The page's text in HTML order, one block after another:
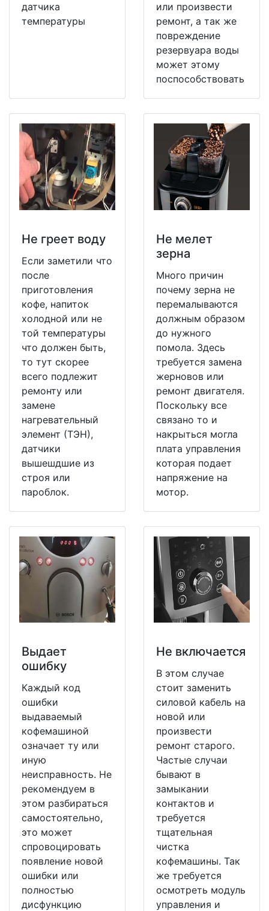
датчика
температуры
или произвести
ремонт, а так же
повреждение
резервуара воды
может этому
поспособствовать
Не греет воду
Если заметили что
после
приготовления
кофе, напиток
холодной или не
той температуры
что должен быть,
то тут скорее
всего подлежит
ремонту или
замене
нагревательный
элемент (ТЭН),
датчики
вышешдшие из
строя или
пароблок.
Не мeлет
зерна
Много причин
почему зерна не
перемалываются
должным образом
до нужного
помола. Здесь
требуется замена
жерновов или
ремонт двигателя.
Поскольку все
связано то и
накрыться могла
плата управления
которая подает
напряжение на
мотор.
Выдает
ошибку
Каждый код
ошибки
выдаваемый
кофемашиной
означает ту или
иную
неисправность. Не
рекомендуем в
этом разбираться
самостоятельно,
это может
спровоцировать
появление новой
ошибки или
полностью
дисфункцию
Не включается
В этом случае
стоит заменить
силовой кабель на
новой или
произвести
ремонт старого.
Частые случаи
бывают в
замыкании
контактов и
требуется
тщательная
чистка
кофемашины. Так
же требуется
осмотреть модуль
управления и